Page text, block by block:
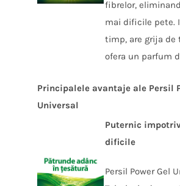
fibrelor,
mai dificile pete.
timp, are grija de
ofera un parfum
Principalele avantaje ale Persil
Universal
Puternic
dificile
Persil Power Gel